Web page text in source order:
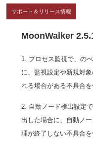
サポート＆リリース情報
MoonWalker
1. プロセス監視で、の
に、監視設定や新規対
れる場合がある不具合を
2. 自動ノード検出設定
出した場合に、自動ノ
理が終了しない不具合を